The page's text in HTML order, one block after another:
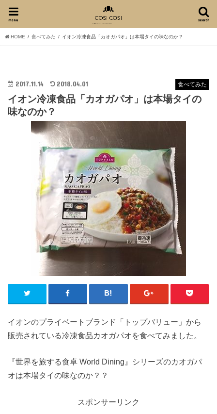
search
menu
HOME 食べてみた イオン冷凍食品「カオガパオ」は本場タイの味なのか？
食べてみた
2017.11.14 2018.04.01
イオン冷凍食品「カオガパオ」は本場タイの
味なのか？
イオンのプライベートブランド「トップバリュー」から
販売されている冷凍食品カオガパオを食べてみました。
『世界を旅する食卓 World Dining』シリーズのカオガパ
オは本場タイの味なのか？？
スポンサーリンク